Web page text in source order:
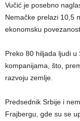
Vučić je posebno
Nemačke prelazi 10,5
ekonomsku
Preko 80 hiljada ljudi u
kompanijama, što,
razvoju zemlje.
Predsednik Srbije i
Frajbergu, gde su se